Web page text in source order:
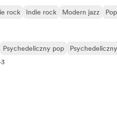
rock Indie rock Modern jazz
Psychedeliczny pop